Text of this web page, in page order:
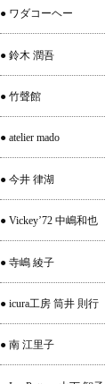
● ワダコーヘー
● 鈴木 潤吾
● 竹聲館
● atelier mado
● 今井 律湖
● Vickey’72 中嶋和也
● 寺嶋 綾子
● icura工房 筒井 則行
● 南 江里子